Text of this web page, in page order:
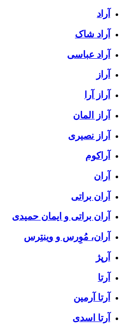
آراد
آراد شاک
آراد عباسی
آراز
آراز آرا
آراز المان
آراز نصیری
آراکوم
آران
آران براتی
آران براتی و ایمان حمیدی
آران، مُوِرس و وینتِرس
آرپژ
آرتا
آرتا آرمین
آرتا اسدی